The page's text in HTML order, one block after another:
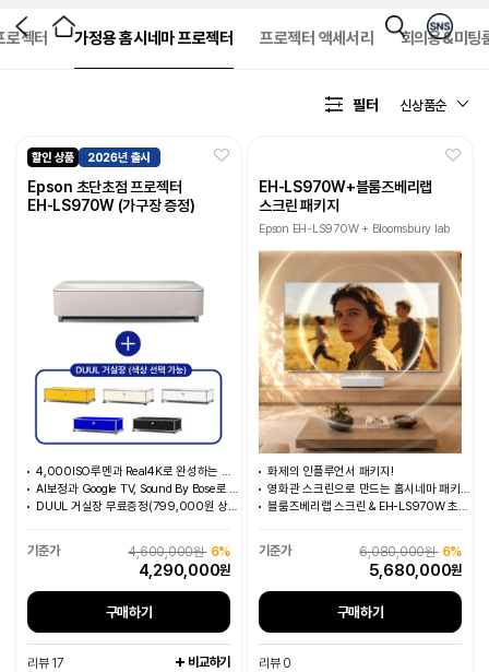
로젝터 가정용 홈시네마 프로젝터 프로젝터 액세서리 회의용&미팅
필터
Epson 초단초점 프로젝터
EH-LS970W (가구장 증정)
4,000ISO루멘과 Real4K로 완성하는 홈 시네마
AI보정과 Google TV, Sound By Bose로 몰임감 MAX
DUUL 거실장 무료증정(799,000원 상당)
4,600,000원 6%
4,290,000원
구매하기
리뷰 17 비교하기
EH-LS970W+블룸즈베리랩
스크린 패키지
Epson EH-LS970W + Bloomsbury lab
화제의 인플루언서 패키지!
영화관 스크린으로 만드는 홈시네마 패키지
블룸즈베리랩 스크린 & EH-LS970W 초단초점 프로젝터
6,080,000원 6%
5,680,000원
구매하기
리뷰 0